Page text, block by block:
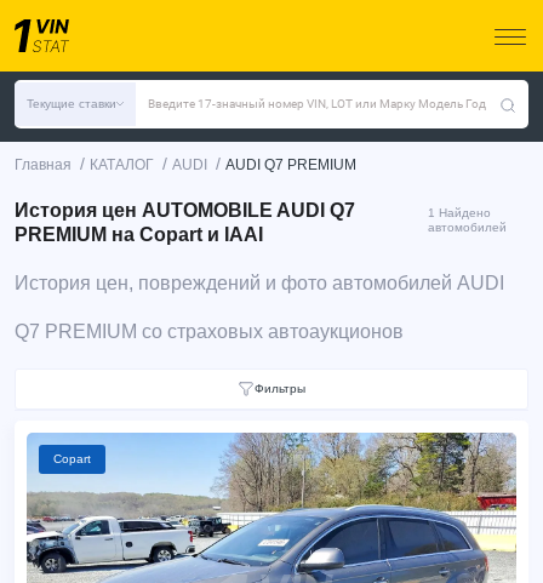
Текущие ставки Введите 17-значный номер VIN, LOT или Марку Модель Год
Главная / КАТАЛОГ / AUDI / AUDI Q7 PREMIUM
История цен AUTOMOBILE AUDI Q7
PREMIUM на Copart и IAAI
1 Найдено
автомобилей
История цен, повреждений и фото автомобилей AUDI
Q7 PREMIUM со страховых автоаукционов
Фильтры
Copart